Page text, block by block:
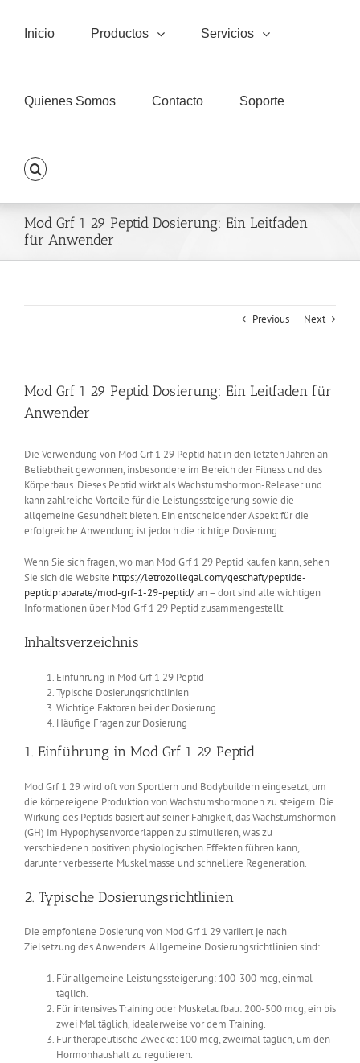
contentInicio Productos Servicios
Quienes Somos Contacto Soporte
Mod Grf 1 29 Peptid Dosierung: Ein Leitfaden
für Anwender
Previous Next
Mod Grf 1 29 Peptid Dosierung: Ein Leitfaden für
Anwender
Die Verwendung von Mod Grf 1 29 Peptid hat in den letzten Jahren an
Beliebtheit gewonnen, insbesondere im Bereich der Fitness und des
Körperbaus. Dieses Peptid wirkt als Wachstumshormon-Releaser und
kann zahlreiche Vorteile für die Leistungssteigerung sowie die
allgemeine Gesundheit bieten. Ein entscheidender Aspekt für die
erfolgreiche Anwendung ist jedoch die richtige Dosierung.
Wenn Sie sich fragen, wo man Mod Grf 1 29 Peptid kaufen kann, sehen
Sie sich die Website https://letrozollegal.com/geschaft/peptide-
peptidpraparate/mod-grf-1-29-peptid/an – dort sind alle wichtigen
Informationen über Mod Grf 1 29 Peptid zusammengestellt.
Inhaltsverzeichnis
Einführung in Mod Grf 1 29 Peptid
Typische Dosierungsrichtlinien
Wichtige Faktoren bei der Dosierung
Häufige Fragen zur Dosierung
1. Einführung in Mod Grf 1 29 Peptid
Mod Grf 1 29 wird oft von Sportlern und Bodybuildern eingesetzt, um
die körpereigene Produktion von Wachstumshormonen zu steigern. Die
Wirkung des Peptids basiert auf seiner Fähigkeit, das Wachstumshormon
(GH) im Hypophysenvorderlappen zu stimulieren, was zu
verschiedenen positiven physiologischen Effekten führen kann,
darunter verbesserte Muskelmasse und schnellere Regeneration.
2. Typische Dosierungsrichtlinien
Die empfohlene Dosierung von Mod Grf 1 29 variiert je nach
Zielsetzung des Anwenders. Allgemeine Dosierungsrichtlinien sind:
Für allgemeine Leistungssteigerung: 100-300 mcg, einmal
täglich.
Für intensives Training oder Muskelaufbau: 200-500 mcg, ein bis
zwei Mal täglich, idealerweise vor dem Training.
Für therapeutische Zwecke: 100 mcg, zweimal täglich, um den
Hormonhaushalt zu regulieren.